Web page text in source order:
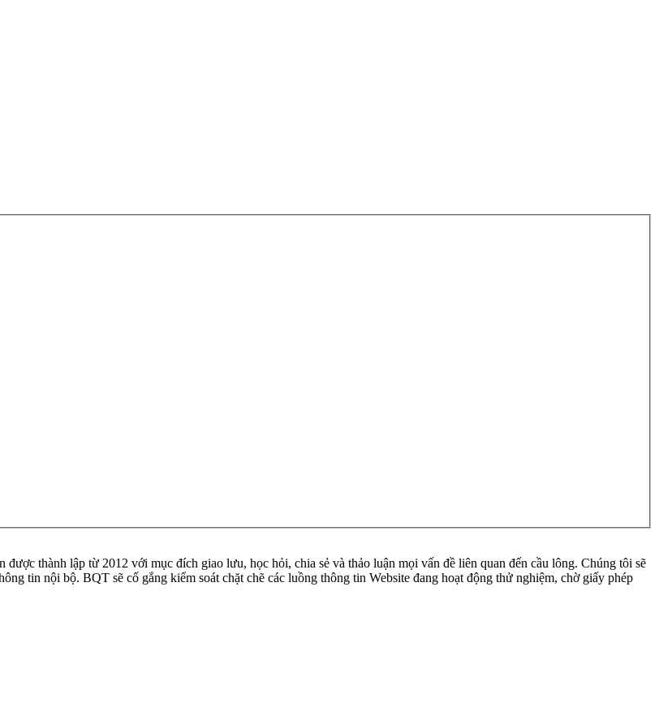
thành lập từ 2012 với mục đích giao lưu, học hỏi, chia sẻ và thảo luận mọi vấn đề liên quan đến cầu lông. Chúng tôi sẽ
tin nội bộ. BQT sẽ cố gắng kiểm soát chặt chẽ các luồng thông tin Website đang hoạt động thử nghiệm, chờ giấy phép